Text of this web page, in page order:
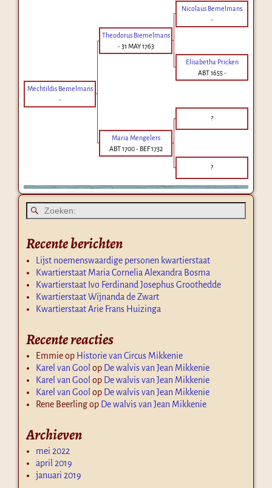
Nicolaus Bemelmans
-
Theodorus Biemelmans
-31 MAY 1763
Elisabetha Pricken
ABT 1655-
Mechtildis Bemelmans
-
?
Maria Mengelers
ABT 1700- BEF 1732
?
Recente berichten
Lijst noemenswaardige personen kwartierstaat
Kwartierstaat Maria Cornelia Alexandra Bosma
Kwartierstaat Ivo Ferdinand Josephus Groothedde
Kwartierstaat Wijnanda de Zwart
Kwartierstaat Arie Frans Huizinga
Recente reacties
Emmieop Historie van Circus Mikkenie
Karel van Gool op De walvis van Jean Mikkenie
Karel van Gool op De walvis van Jean Mikkenie
Karel van Gool op De walvis van Jean Mikkenie
Rene Beerlingop De walvis van Jean Mikkenie
Archieven
mei 2022
april 2019
januari 2019